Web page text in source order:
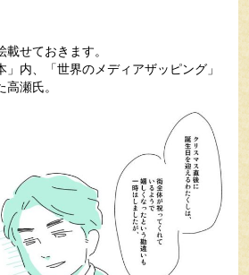
せておきます。
」内、「世界のメディアザッピング」
瀬氏。